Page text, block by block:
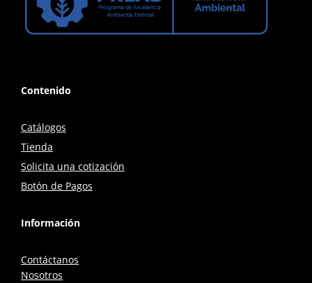
Contenido
Catálogos
Tienda
Solicita una cotización
Botón de Pagos
Información
Contáctanos
Nosotros